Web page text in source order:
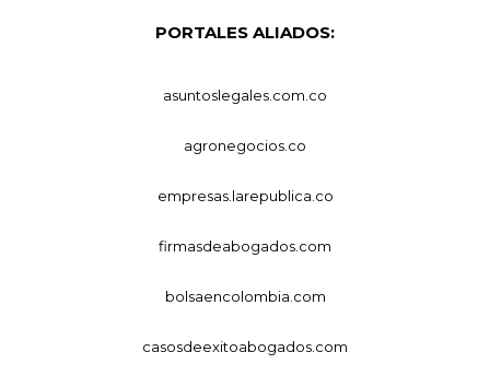
PORTALES ALIADOS:
asuntoslegales.com.co
agronegocios.co
empresas.larepublica.co
firmasdeabogados.com
bolsaencolombia.com
casosdeexitoabogados.com